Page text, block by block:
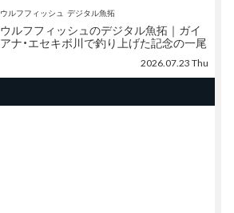
ウルフフィッシュ デジタル魚拓
ウルフフィッシュのデジタル魚拓｜ガイ
アナ・エセキボ川で釣り上げた記念の一尾
2026.07.23 Thu